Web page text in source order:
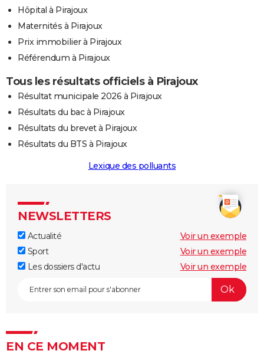
Hôpital à Pirajoux
Maternités à Pirajoux
Prix immobilier à Pirajoux
Référendum à Pirajoux
Tous les résultats officiels à Pirajoux
Résultat municipale 2026 à Pirajoux
Résultats du bac à Pirajoux
Résultats du brevet à Pirajoux
Résultats du BTS à Pirajoux
Lexique des polluants
NEWSLETTERS
Actualité
Voir un exemple
Sport
Voir un exemple
Les dossiers d'actu
Voir un exemple
EN CE MOMENT